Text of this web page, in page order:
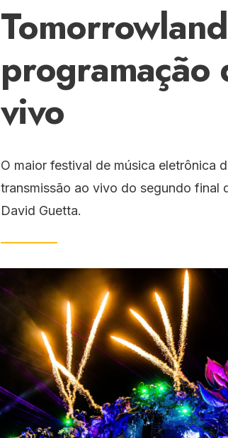
programação
vivo
O maior festival de música eletrônica
transmissão ao vivo do segundo final
David Guetta.